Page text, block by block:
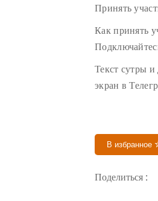
Принять
Как принять
Текст сутры и
экран в
В избранное
Поделиться :